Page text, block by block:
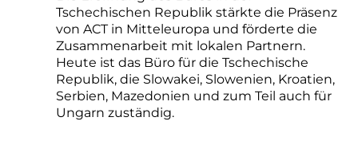
Tschechischen Republik stärkte die Präsenz
von ACT in Mitteleuropa und förderte die
Zusammenarbeit mit lokalen Partnern.
Heute ist das Büro für die Tschechische
Republik, die Slowakei, Slowenien, Kroatien,
Serbien, Mazedonien und zum Teil auch für
Ungarn zuständig.